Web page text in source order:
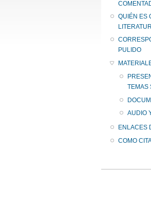
QUIÉN ES
PULIDO
TEMAS
AUDIO
ENLACES
COMO